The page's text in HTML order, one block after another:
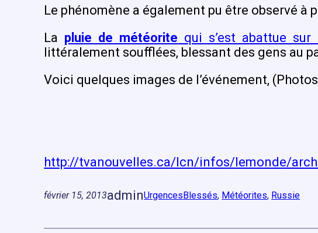
Le phénomène a également pu être observé
La pluie de météorite qui s’est abattue sur
littéralement soufflées, blessant des gens au
Voici quelques images de l’événement,
http://tvanouvelles.ca/lcn/infos/lemonde/
février 15, 2013adminUrgencesBlessés, Météorites, Russie